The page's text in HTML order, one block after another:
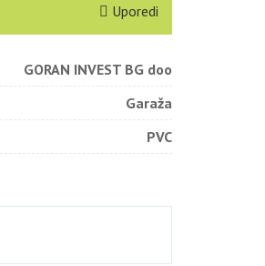
Uporedi
GORAN INVEST BG doo
Garaža
PVC